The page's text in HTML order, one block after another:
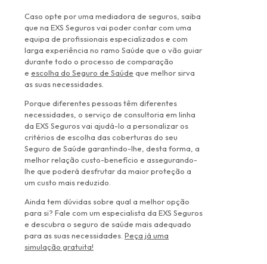
Caso opte por uma mediadora de seguros, saiba
que na EXS Seguros vai poder contar com uma
equipa de profissionais especializados e com
larga experiência no ramo Saúde que o vão guiar
durante todo o processo de comparação
e escolha do Seguro de Saúde que melhor sirva
as suas necessidades.
Porque diferentes pessoas têm diferentes
necessidades, o serviço de consultoria em linha
da EXS Seguros vai ajudá-lo a personalizar os
critérios de escolha das coberturas do seu
Seguro de Saúde garantindo-lhe, desta forma, a
melhor relação custo-benefício e assegurando-
lhe que poderá desfrutar da maior proteção a
um custo mais reduzido.
Ainda tem dúvidas sobre qual a melhor opção
para si? Fale com um especialista da EXS Seguros
e descubra o seguro de saúde mais adequado
para as suas necessidades. Peça já uma
simulação gratuita!